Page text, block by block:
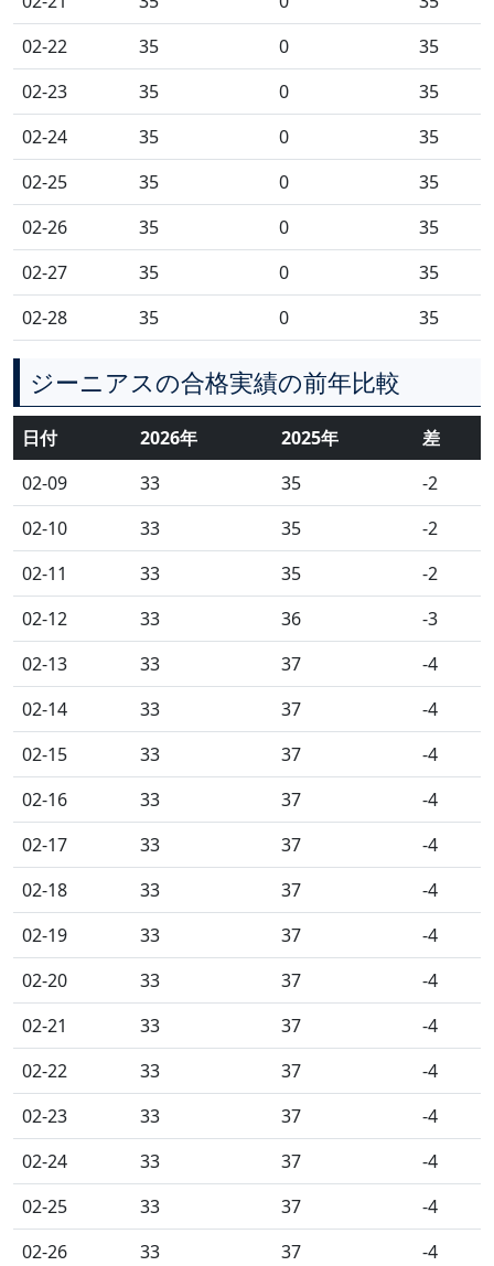
02-22
35 0
35
02-23
35 0
35
02-24
35 0
35
02-25
35 0
35
02-26
35 0
35
02-27
35 0
35
02-28
35 0 35
ジーニアスの合格実績の前年比較
日付 2026年 2025年
差
02-09
33 35
-2
02-10
33 35
-2
02-11
33 35
-2
02-12
33 36
-3
02-13
33 37
-4
02-14
33 37
-4
02-15
33 37
-4
02-16
33 37
-4
02-17
33 37
-4
02-18
33 37
-4
02-19
33 37
-4
02-20
33 37
-4
02-21
33 37
-4
02-22
33 37
-4
02-23
33 37
-4
02-24
33 37
-4
02-25
33 37
-4
02-26
33 37
-4